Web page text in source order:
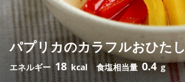
パプリカのカラフルおひたし
エネルギー 18 kcal 食塩相当量 0.4 g